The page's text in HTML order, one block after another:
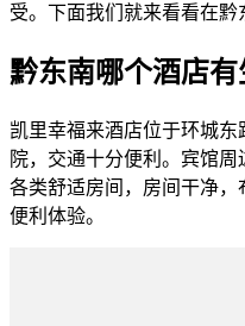
受。下面我们就来看看在黔
黔东南哪个酒店
凯里幸福来酒店位于环城
院，交通十分便利。宾馆
各类舒适房间，房间干净
便利体验。